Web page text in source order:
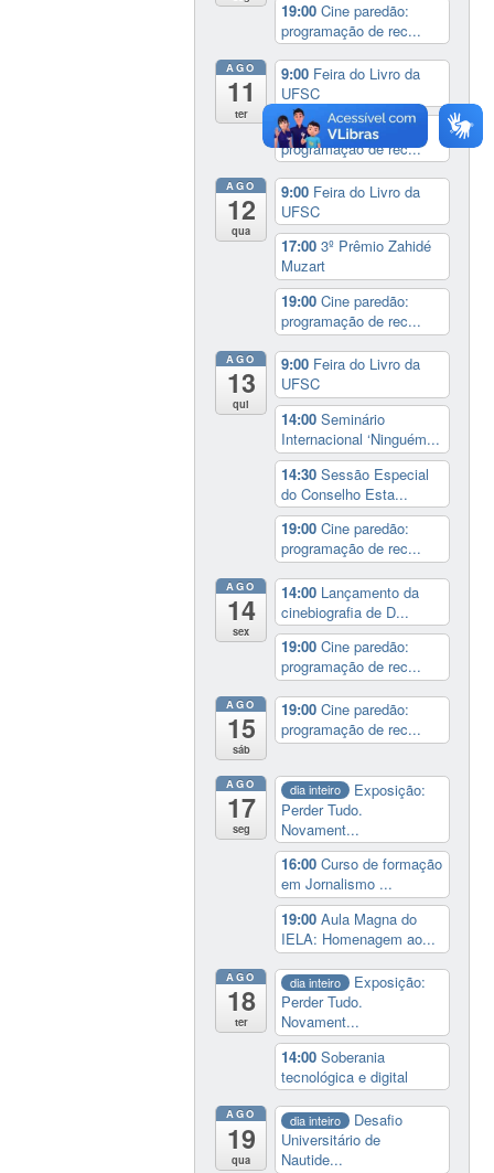
19:00Cine paredão:
programação de rec...
AGO
11
ter
9:00 Feira do Livro da
UFSC
19:00 Cine paredão:
programação de rec...
AGO
12
qua
9:00 Feira do Livro da
UFSC
17:003º Prêmio Zahidé
Muzart
19:00Cine paredão:
programação de rec...
AGO
13
qui
9:00 Feira do Livro da
UFSC
14:00Seminário
Internacional ‘Ninguém...
14:30Sessão Especial
do Conselho Esta...
19:00Cine paredão:
programação de rec...
AGO
14
sex
14:00 Lançamento da
cinebiografia de D...
19:00Cine paredão:
programação de rec...
AGO
15
sáb
19:00Cine paredão:
programação de rec...
AGO
17
seg
dia inteiro
Exposição:
Perder Tudo.
Novament...
16:00Curso de formação
em Jornalismo ...
19:00Aula Magna do
IELA: Homenagem ao...
AGO
18
ter
dia inteiro
Exposição:
Perder Tudo.
Novament...
14:00Soberania
tecnológica e digital
AGO
19
qua
dia inteiro
Desafio
Universitário de
Nautide...